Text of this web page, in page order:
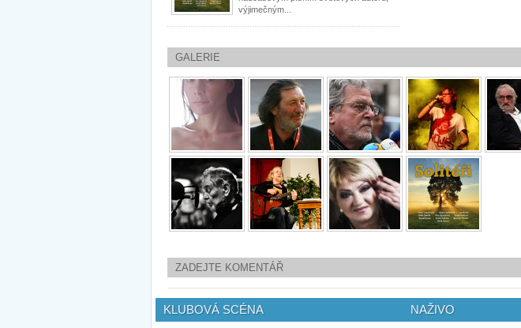
výjimečným...
GALERIE
ZADEJTE KOMENTÁŘ
KLUBOVÁ SCÉNA NAŽIVO